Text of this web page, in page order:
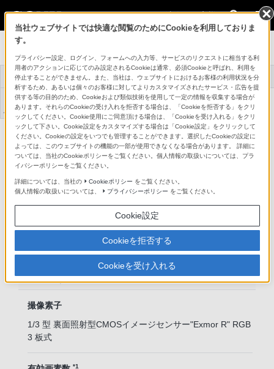
法人のお客様
トップ
XDCAM/NXCAMと
は
商品一覧 事例紹介
アプリケーションソ
フトウェア/ドライ
バ
機器アップデートフ
ァームウェア
サポート・お問い合
わせ
XDCAMメモリーカムコーダー
PXW-Z190
詳細メニュー
主な仕様
他の商品と比較する
カメラ部
撮像素子
1/3 型 裏面照射型CMOSイメージセンサー"Exmor R" RGB
3 板式
*1
当社ウェブサイトでは快適な閲覧のためにCookieを利用しておりま
す。
プライバシー設定、ログイン、フォームへの入力等、サービスのリクエストに相当する利
用者のアクションに応じてのみ設定されるCookieは通常、必須Cookieと呼ばれ、利用を
停止することができません。また、当社は、ウェブサイトにおけるお客様の利用状況を分
析するため、あるいは個々のお客様に対してよりカスタマイズされたサービス・広告を提
供する等の目的のため、Cookieおよび類似技術を使用して一定の情報を収集する場合が
あります。それらのCookieの受け入れを拒否する場合は、「Cookieを拒否する」をクリ
ックしてください。Cookie使用にご同意頂ける場合は、「Cookieを受け入れる」をクリ
ックして下さい。Cookie設定をカスタマイズする場合は「Cookie設定」をクリックして
ください。Cookieの設定をいつでも管理することができます。選択したCookieの設定に
よっては、このウェブサイトの機能の一部が使用できなくなる場合があります。 詳細に
ついては、当社のCookieポリシーをご覧ください。個人情報の取扱いについては、プラ
イバシーポリシーをご覧ください。
詳細については、当社の Cookieポリシー をご覧ください。
個人情報の取扱いについては、
プライバシーポリシー をご覧ください。
Cookie設定
Cookieを拒否する
Cookieを受け入れる